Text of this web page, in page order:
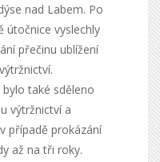
nad Labem. Po
útočnice vyslechly
přečinu ublížení
také sděleno
výtržnictví a
případě prokázání
až na tři roky.